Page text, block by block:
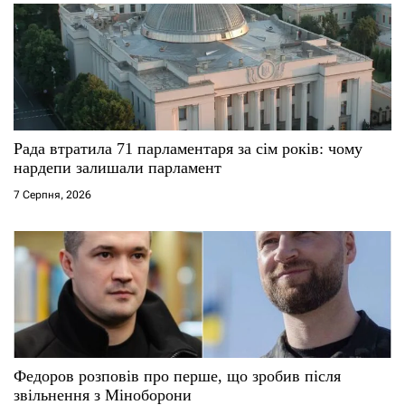
Рада втратила 71 парламентаря за сім років: чому
нардепи залишали парламент
7 Серпня, 2026
Федоров розповів про перше, що зробив після
звільнення з Міноборони